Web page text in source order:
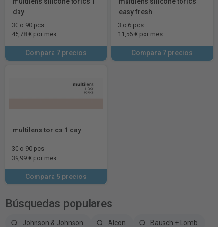
day
30 o 90 pcs
45,78 € por mes
Compara 7 precios
easy fresh
3 o 6 pcs
11,56 € por mes
Compara 7 precios
multilens torics 1 day
30 o 90 pcs
39,99 € por mes
Compara 5 precios
Búsquedas populares
Johnson & Johnson Alcon
Bausch + Lomb